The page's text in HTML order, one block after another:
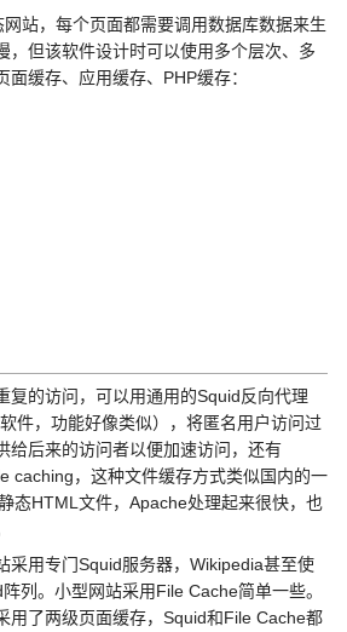
，每个页面都需要调用数据库数据来生
，但该软件设计时可以使用多个层次、多
缓存、应用缓存、PHP缓存：
的访问，可以用通用的Squid反向代理
件，功能好像类似），将匿名用户访问过
给后来的访问者以便加速访问，还有
caching，这种文件缓存方式类似国内的一
态HTML文件，Apache处理起来很快，也
用专门Squid服务器，Wikipedia甚至使
列。小型网站采用File Cache简单一些。
用了两级页面缓存，Squid和File Cache都